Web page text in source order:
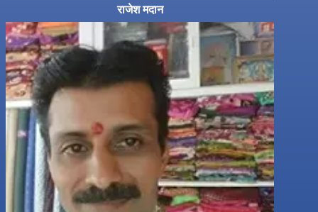
राजेश मदान